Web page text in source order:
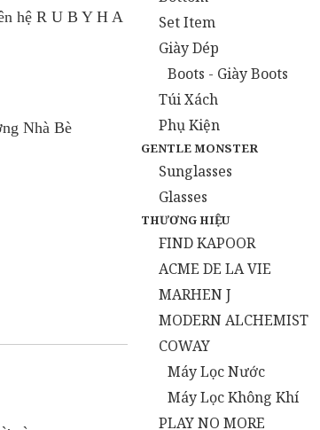
hệ R U B Y H A
Nhà Bè
Set Item
Giày Dép
Boots - Giày Boots
Túi Xách
Phụ Kiện
GENTLE MONSTER
Sunglasses
Glasses
THƯƠNG HIỆU
FIND KAPOOR
ACME DE LA VIE
MARHEN J
MODERN ALCHEMIST
COWAY
Máy Lọc Nước
Máy Lọc Không Khí
PLAY NO MORE